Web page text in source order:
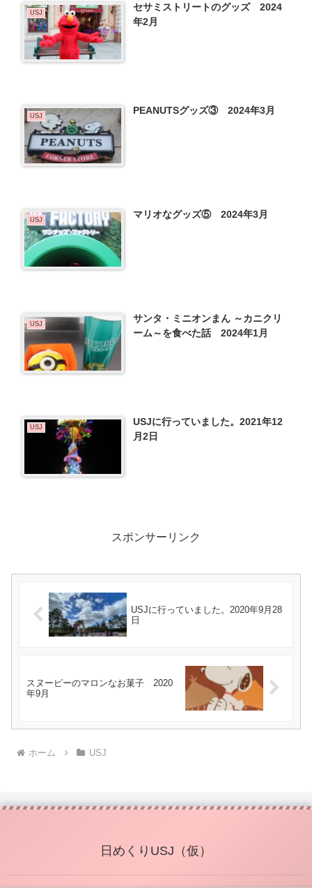
USJ
セサミストリートのグッズ 2024
年2月
USJ PEANUTSグッズ③ 2024年3月
USJ マリオなグッズ⑤ 2024年3月
USJ
サンタ・ミニオンまん ～カニクリ
ーム～を食べた話 2024年1月
USJ
USJに行っていました。2021年12
月2日
スポンサーリンク
USJに行っていました。2020年9月28
日
スヌーピーのマロンなお菓子 2020
年9月
ホーム USJ
日めくりUSJ（仮）